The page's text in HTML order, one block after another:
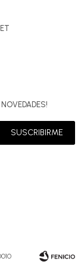
SUSCRIBIRME